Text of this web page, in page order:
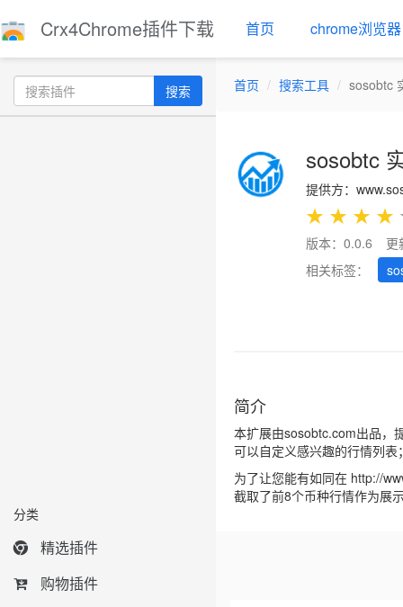
Crx4Chrome插件下载 首页 chrome浏览器
搜索
分类
精选插件
购物插件
首页 搜索工具 sosobtc
sosobtc
提供方：
★ ★ ★ ★
版本：0.0.6
更
相关标签：
简介
本扩展由sosobtc.com出品，
可以自定义感兴趣的行情列表
为了让您能有如同在 http://
截取了前8个币种行情作为展